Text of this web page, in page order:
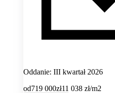
Oddanie: III kwartał 2026
od719 000zł11 038 zł/m2